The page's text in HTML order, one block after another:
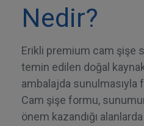
Nedir?
Erikli premium cam şişe
temin edilen doğal
ambalajda sunulmasıyla
Cam şişe formu,
önem kazandığı